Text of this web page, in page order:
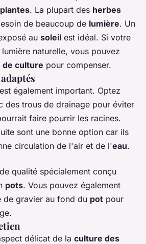
plantes. La plupart des herbes
de beaucoup de lumière. Un
au soleil est idéal. Si votre
naturelle, vous pouvez
de culture pour compenser.
est également important. Optez
des trous de drainage pour éviter
faire pourrir les racines.
sont une bonne option car ils
circulation de l'air et de l'eau.
qualité spécialement conçu
pots. Vous pouvez également
de gravier au fond du pot pour
délicat de la culture des